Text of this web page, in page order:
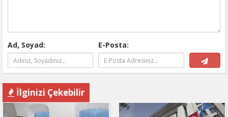
Ad, Soyad: E-Posta:
İlginizi Çekebilir